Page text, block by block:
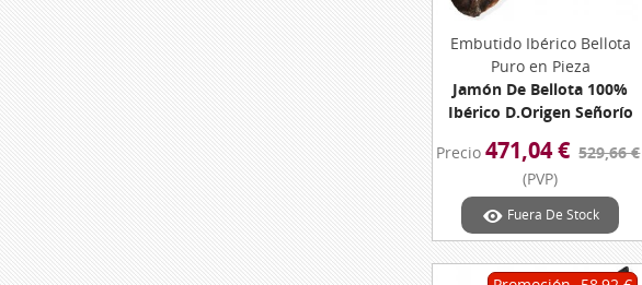
Vista Rápida
Embutido Ibérico Bellota
Puro en Pieza
Jamón De Bellota 100%
Ibérico D.Origen Señorío
Kg. Aprox.
Precio471,04 € 529,66 €
(PVP)
Fuera De Stock